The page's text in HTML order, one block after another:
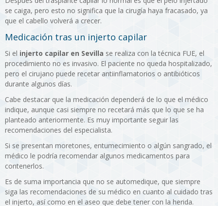
se caiga, pero esto no significa que la cirugía haya fracasado, ya
que el cabello volverá a crecer.
Medicación tras un injerto capilar
Si el injerto capilar en Sevilla se realiza con la técnica FUE, el
procedimiento no es invasivo. El paciente no queda hospitalizado,
pero el cirujano puede recetar antiinflamatorios o antibióticos
durante algunos días.
Cabe destacar que la medicación dependerá de lo que el médico
indique, aunque casi siempre no recetará más que lo que se ha
planteado anteriormente. Es muy importante seguir las
recomendaciones del especialista.
Si se presentan moretones, entumecimiento o algún sangrado, el
médico le podría recomendar algunos medicamentos para
contenerlos.
Es de suma importancia que no se automedique, que siempre
siga las recomendaciones de su médico en cuanto al cuidado tras
el injerto, así como en el aseo que debe tener con la herida.